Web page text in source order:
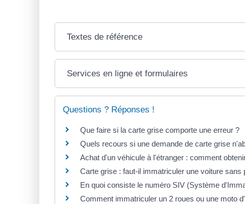
Textes de référence
Services en ligne et formulaires
Questions ? Réponses !
Que faire si la carte grise comporte une erreur ?
Quels recours si une demande de carte grise
Achat d'un véhicule à l'étranger : comment
Carte grise : faut-il immatriculer une voiture sans
En quoi consiste le numéro SIV (Système
Comment immatriculer un 2 roues ou une moto